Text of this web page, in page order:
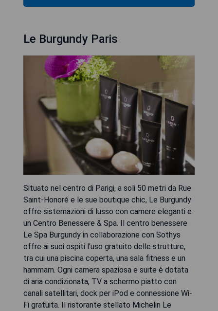
Le Burgundy Paris
Situato nel centro di Parigi, a soli 50 metri da Rue
Saint-Honoré e le sue boutique chic, Le Burgundy
offre sistemazioni di lusso con camere eleganti e
un Centro Benessere & Spa. Il centro benessere
Le Spa Burgundy in collaborazione con Sothys
offre ai suoi ospiti l'uso gratuito delle strutture,
tra cui una piscina coperta, una sala fitness e un
hammam. Ogni camera spaziosa e suite è dotata
di aria condizionata, TV a schermo piatto con
canali satellitari, dock per iPod e connessione Wi-
Fi gratuita. Il ristorante stellato Michelin Le